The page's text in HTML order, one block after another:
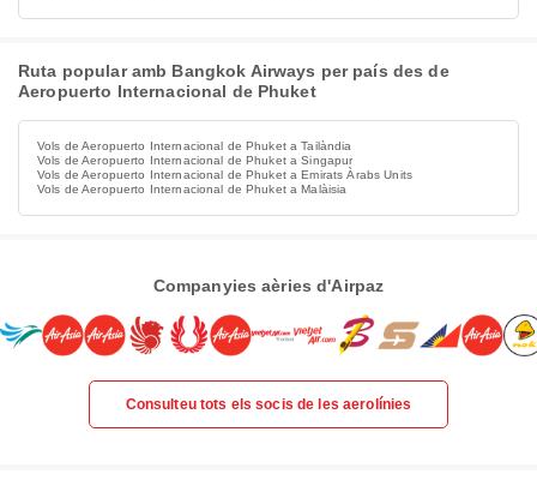
Ruta popular amb Bangkok Airways per país des de
Aeropuerto Internacional de Phuket
Vols de Aeropuerto Internacional de Phuket a Tailàndia
Vols de Aeropuerto Internacional de Phuket a Singapur
Vols de Aeropuerto Internacional de Phuket a Emirats Àrabs Units
Vols de Aeropuerto Internacional de Phuket a Malàisia
Companyies aèries d'Airpaz
Consulteu tots els socis de les aerolínies